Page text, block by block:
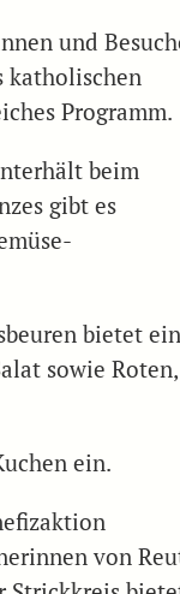
und
katholischen
Programm.
beim
gibt es
bietet
sowie Roten,
ein.
von